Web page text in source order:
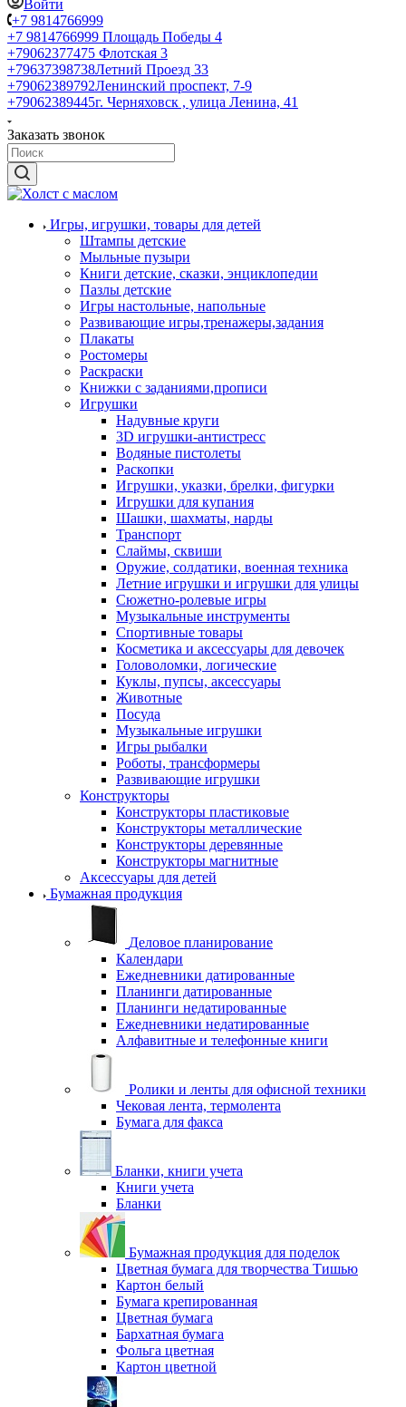
Войти
+7 9814766999
+7 9814766999 Площадь Победы 4
+79062377475 Флотская 3
+79637398738Летний Проезд 33
+79062389792Ленинский проспект, 7-9
+79062389445г. Черняховск , улица Ленина, 41
Заказать звонок
Игры, игрушки, товары для детей
Штампы детские
Мыльные пузыри
Книги детские, сказки, энциклопедии
Пазлы детские
Игры настольные, напольные
Развивающие игры,тренажеры,задания
Плакаты
Ростомеры
Раскраски
Книжки с заданиями,прописи
Игрушки
Надувные круги
3D игрушки-антистресс
Водяные пистолеты
Раскопки
Игрушки, указки, брелки, фигурки
Игрушки для купания
Шашки, шахматы, нарды
Транспорт
Слаймы, сквиши
Оружие, солдатики, военная техника
Летние игрушки и игрушки для улицы
Сюжетно-ролевые игры
Музыкальные инструменты
Спортивные товары
Косметика и аксессуары для девочек
Головоломки, логические
Куклы, пупсы, аксессуары
Животные
Посуда
Музыкальные игрушки
Игры рыбалки
Роботы, трансформеры
Развивающие игрушки
Конструкторы
Конструкторы пластиковые
Конструкторы металлические
Конструкторы деревянные
Конструкторы магнитные
Аксессуары для детей
Бумажная продукция
Деловое планирование
Календари
Ежедневники датированные
Планинги датированные
Планинги недатированные
Ежедневники недатированные
Алфавитные и телефонные книги
Ролики и ленты для офисной техники
Чековая лента, термолента
Бумага для факса
Бланки, книги учета
Книги учета
Бланки
Бумажная продукция для поделок
Цветная бумага для творчества Тишью
Картон белый
Бумага крепированная
Цветная бумага
Бархатная бумага
Фольга цветная
Картон цветной